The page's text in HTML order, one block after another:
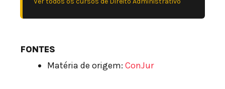
FONTES
Matéria de origem: ConJur